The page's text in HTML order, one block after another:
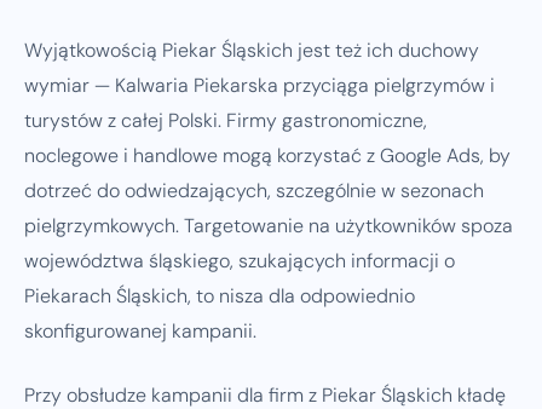
Wyjątkowością Piekar Śląskich jest też ich duchowy
wymiar — Kalwaria Piekarska przyciąga pielgrzymów i
turystów z całej Polski. Firmy gastronomiczne,
noclegowe i handlowe mogą korzystać z Google Ads, by
dotrzeć do odwiedzających, szczególnie w sezonach
pielgrzymkowych. Targetowanie na użytkowników spoza
województwa śląskiego, szukających informacji o
Piekarach Śląskich, to nisza dla odpowiednio
skonfigurowanej kampanii.
Przy obsłudze kampanii dla firm z Piekar Śląskich kładę